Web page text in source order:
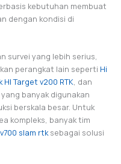
kebutuhan membuat
dengan kondisi di
survei yang lebih serius,
perangkat lain seperti Hi
HI Target v200 RTK, dan
yang banyak digunakan
berskala besar. Untuk
kompleks, banyak tim
slam rtksebagai solusi